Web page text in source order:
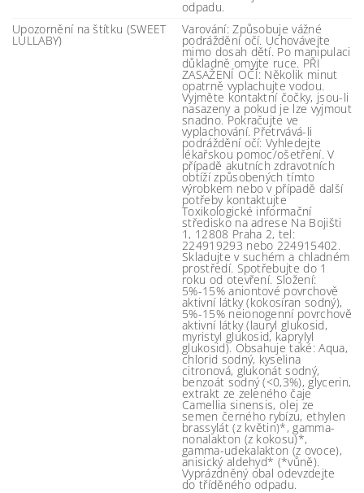
odpadu.
Upozornění na štítku (SWEET
LULLABY)
Varování: Způsobuje vážné
podráždění očí. Uchovávejte
mimo dosah dětí. Po manipulaci
důkladně omyjte ruce. PŘI
ZASAŽENÍ OČÍ: Několik minut
opatrně vyplachujte vodou.
Vyjměte kontaktní čočky, jsou-li
nasazeny a pokud je lze vyjmout
snadno. Pokračujte ve
vyplachování. Přetrvává-li
podráždění očí: Vyhledejte
lékařskou pomoc/ošetření. V
případě akutních zdravotních
obtíží způsobených tímto
výrobkem nebo v případě další
potřeby kontaktujte
Toxikologické informační
středisko na adrese Na Bojišti
1, 12808 Praha 2, tel:
224919293 nebo 224915402.
Skladujte v suchém a chladném
prostředí. Spotřebujte do 1
roku od otevření. Složení:
5%-15% aniontové povrchově
aktivní látky (kokosíran sodný),
5%-15% neionogenní povrchově
aktivní látky (lauryl glukosid,
myristyl glukosid, kaprylyl
glukosid). Obsahuje také: Aqua,
chlorid sodný, kyselina
citronová, glukonát sodný,
benzoát sodný (<0,3%), glycerin,
extrakt ze zeleného čaje
Camellia sinensis, olej ze
semen černého rybízu, ethylen
brassylát (z květin)*, gamma-
nonalakton (z kokosu)*,
gamma-udekalakton (z ovoce),
anisický aldehyd* (*vůně).
Vyprázdněný obal odevzdejte
do tříděného odpadu.